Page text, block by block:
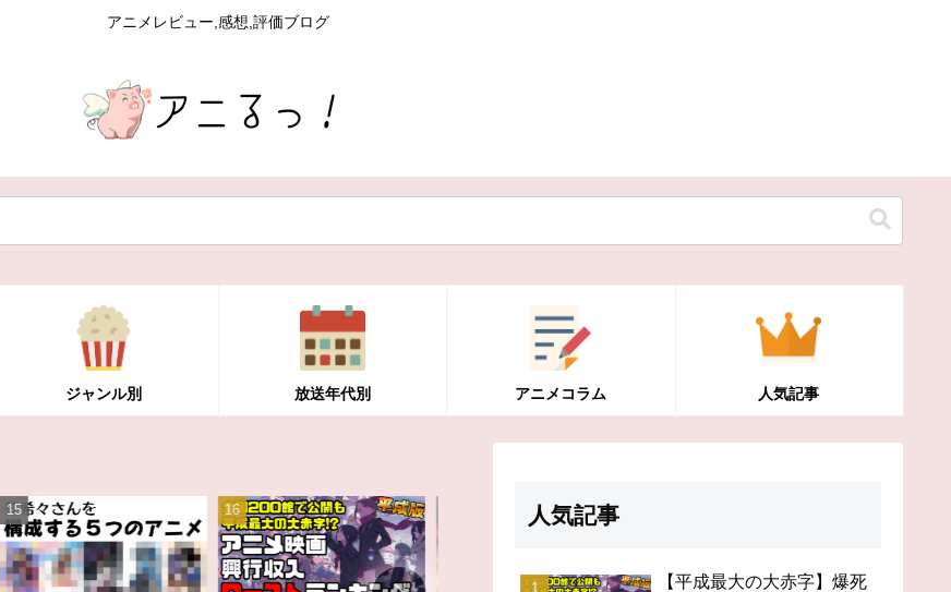
アニメレビュー,感想,評価ブログ
ジャンル別 放送年代別 アニメコラム 人気記事
人気記事
【平成最大の大赤字】爆死